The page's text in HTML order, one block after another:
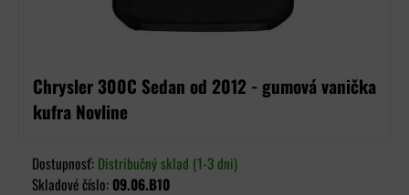
Chrysler 300C Sedan od 2012 - gumová vanička
kufra Novline
Dostupnosť: Distribučný sklad (1-3 dni)
Skladové číslo: 09.06.B10